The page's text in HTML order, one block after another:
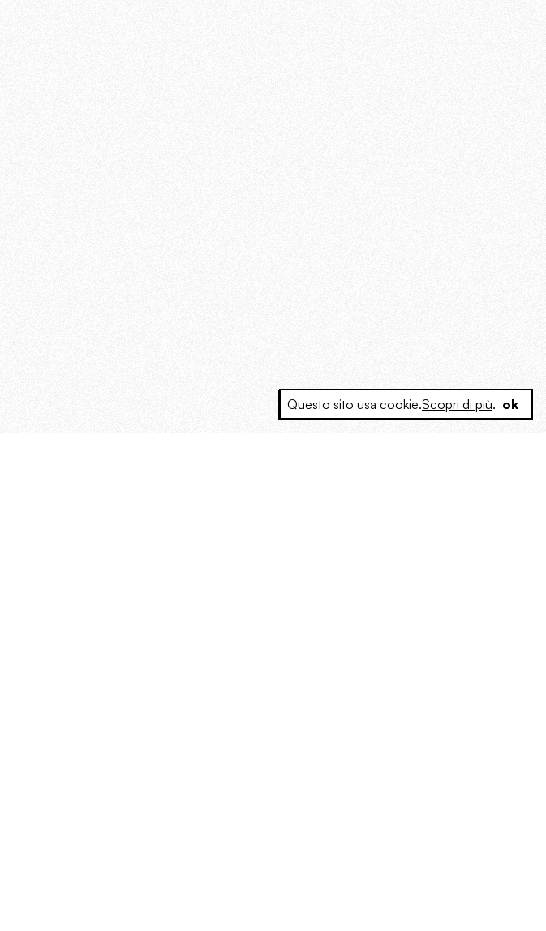
Questo sito usa cookie.Scopri di più. ok